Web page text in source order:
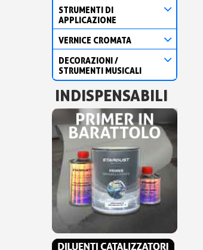
STRUMENTI DI
APPLICAZIONE
VERNICE CROMATA
DECORAZIONI /
STRUMENTI MUSICALI
INDISPENSABILI